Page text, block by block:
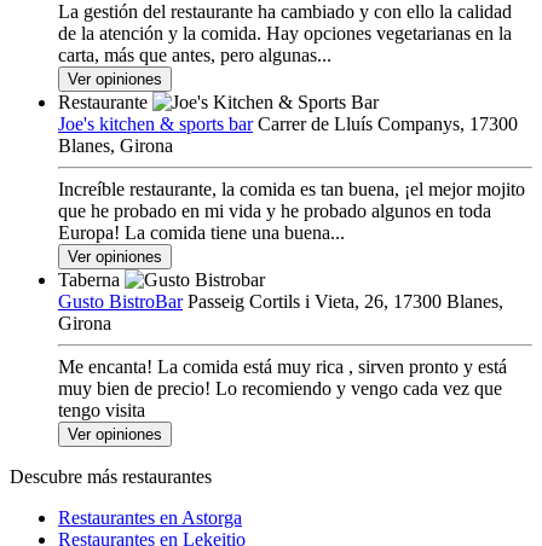
La gestión del restaurante ha cambiado y con ello la calidad
de la atención y la comida. Hay opciones vegetarianas en la
carta, más que antes, pero algunas...
Ver opiniones
Restaurante
Joe's kitchen & sports bar Carrer de Lluís Companys, 17300
Blanes, Girona
Increíble restaurante, la comida es tan buena, ¡el mejor mojito
que he probado en mi vida y he probado algunos en toda
Europa! La comida tiene una buena...
Ver opiniones
Taberna
Gusto BistroBar Passeig Cortils i Vieta, 26, 17300 Blanes,
Girona
Me encanta! La comida está muy rica , sirven pronto y está
muy bien de precio! Lo recomiendo y vengo cada vez que
tengo visita
Ver opiniones
Descubre más restaurantes
Restaurantes en Astorga
Restaurantes en Lekeitio